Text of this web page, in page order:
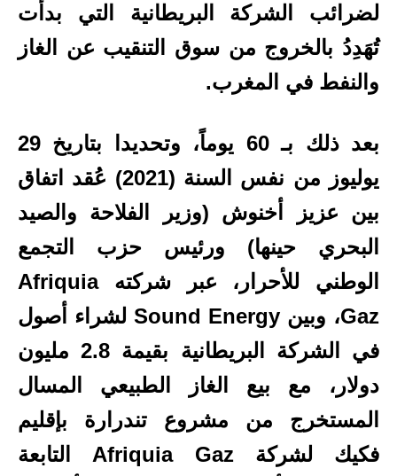
لضرائب الشركة البريطانية التي بدأت
تُهَدِدُ بالخروج من سوق التنقيب عن الغاز
والنفط في المغرب.
بعد ذلك بـ 60 يوماً، وتحديدا بتاريخ 29
يوليوز من نفس السنة (2021) عُقد اتفاق
بين عزيز أخنوش (وزير الفلاحة والصيد
البحري حينها) ورئيس حزب التجمع
الوطني للأحرار، عبر شركته Afriquia
Gaz، وبين Sound Energy لشراء أصول
في الشركة البريطانية بقيمة 2.8 مليون
دولار، مع بيع الغاز الطبيعي المسال
المستخرج من مشروع تندرارة بإقليم
فكيك لشركة Afriquia Gaz التابعة